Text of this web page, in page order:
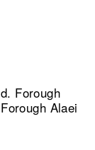
Forough
Alaei